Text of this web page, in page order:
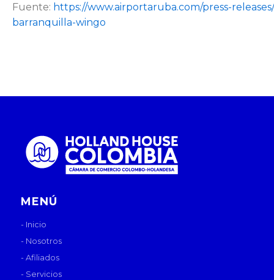
Fuente: https://www.airportaruba.com/press-
barranquilla-wingo
MENÚ
- Inicio
- Nosotros
- Afiliados
- Servicios